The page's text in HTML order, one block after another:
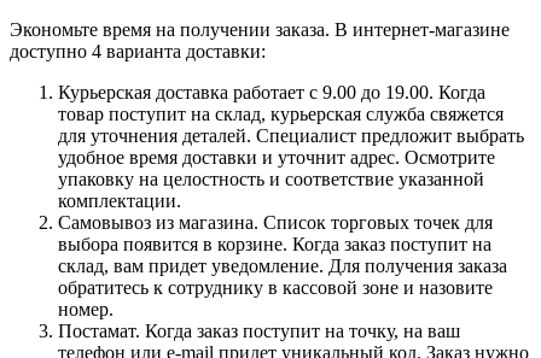
Экономьте время на получении заказа. В интернет-магазине
доступно 4 варианта доставки:
Курьерская доставка работает с 9.00 до 19.00. Когда
товар поступит на склад, курьерская служба свяжется
для уточнения деталей. Специалист предложит выбрать
удобное время доставки и уточнит адрес. Осмотрите
упаковку на целостность и соответствие указанной
комплектации.
Самовывоз из магазина. Список торговых точек для
выбора появится в корзине. Когда заказ поступит на
склад, вам придет уведомление. Для получения заказа
обратитесь к сотруднику в кассовой зоне и назовите
номер.
Постамат. Когда заказ поступит на точку, на ваш
телефон или e-mail придет уникальный код. Заказ нужно